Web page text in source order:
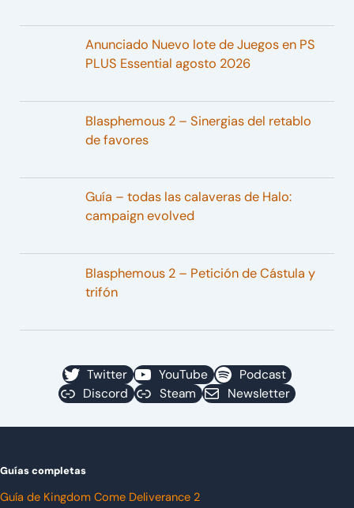
Anunciado Nuevo lote de Juegos en PS
PLUS Essential agosto 2026
Blasphemous 2 – Sinergias del retablo
de favores
Guía – todas las calaveras de Halo:
campaign evolved
Blasphemous 2 – Petición de Cástula y
trifón
Twitter YouTube
Podcast
Discord
Steam Newsletter
Guías completas
Guía de Kingdom Come Deliverance 2